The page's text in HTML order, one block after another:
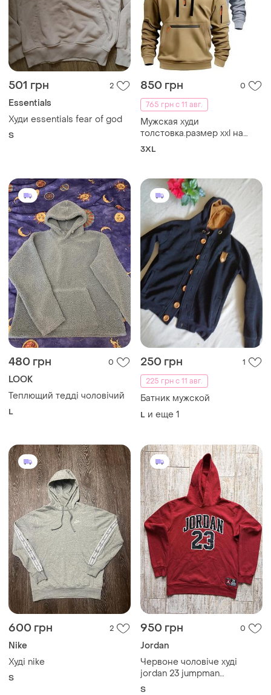
501 грн 2
Essentials
Худи essentials fear of god
S
850 грн
0
765 грн с 11 авг.
Мужская худи
толстовка.размер xxl на
рост 180-190
3XL
480 грн 0
LOOK
Теплющий тедді чоловічий
L
250 грн
1
225 грн с 11 авг.
Батник мужской
L и еще 1
600 грн 2
Nike
Худі nike
S
950 грн 0
Jordan
Червоне чоловіче худі
jordan 23 jumpman
(оригінал, розмір s)
S